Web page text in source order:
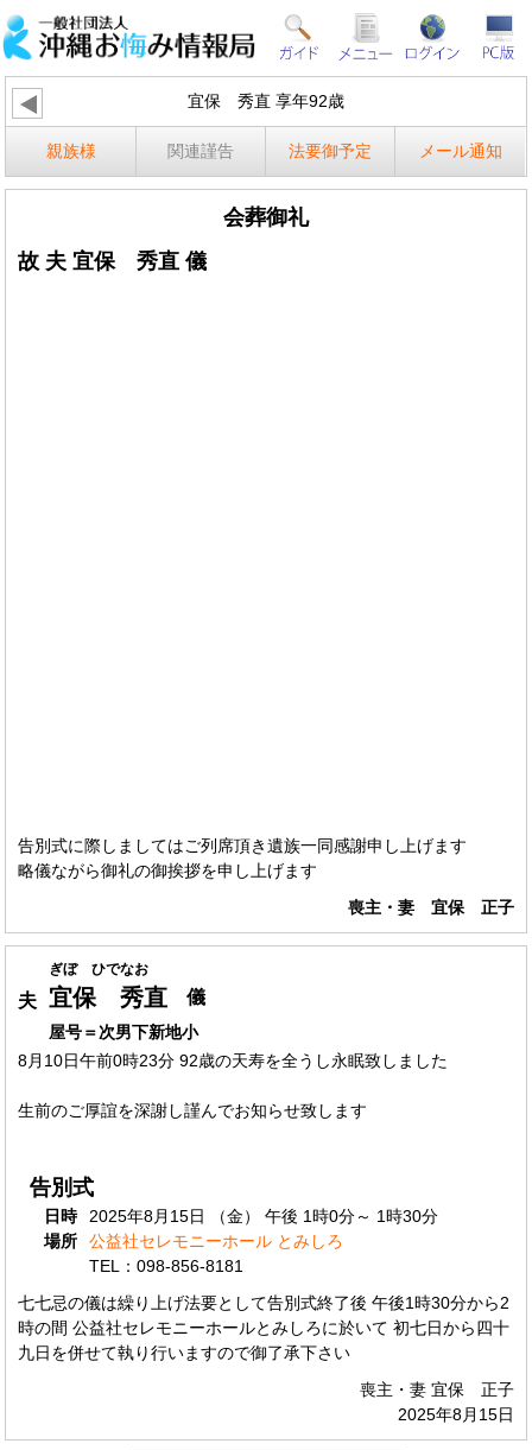
宜保 秀直 享年92歳
親族様 関連謹告 法要御予定 メール通知
会葬御礼
故 夫 宜保 秀直 儀
告別式に際しましてはご列席頂き遺族一同感謝申し上げます
略儀ながら御礼の御挨拶を申し上げます
喪主・妻 宜保 正子
ぎぼ ひでなお
夫 宜保 秀直 儀
屋号＝次男下新地小
8月10日午前0時23分 92歳の天寿を全うし永眠致しました
生前のご厚誼を深謝し謹んでお知らせ致します
告別式
日時
2025年8月15日 （金） 午後 1時0分～ 1時30分
場所
公益社セレモニーホール とみしろ
TEL：098-856-8181
七七忌の儀は繰り上げ法要として告別式終了後 午後1時30分から2
時の間 公益社セレモニーホールとみしろに於いて 初七日から四十
九日を併せて執り行いますので御了承下さい
喪主・妻 宜保 正子
2025年8月15日